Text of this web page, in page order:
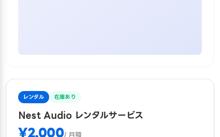
レンタル 在庫あり
Nest Audio レンタルサービス
¥2,000/ 月額